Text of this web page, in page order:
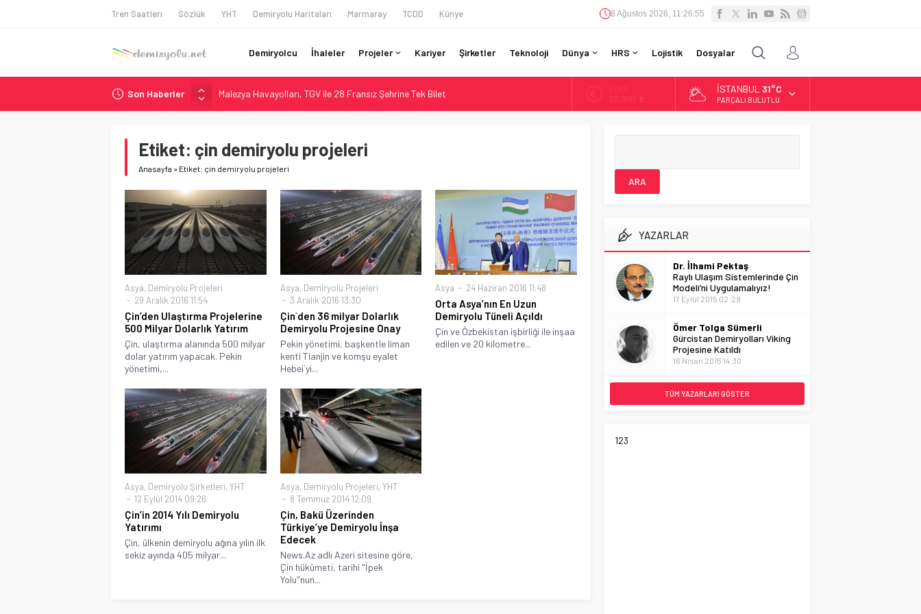
Tren Saatleri Sözlük YHT Demiryolu Haritaları Marmaray TCDD Künye 8 Ağustos 2026, 11:26:56
Demiryolcu İhaleler Projeler Kariyer Şirketler Teknoloji Dünya HRS Lojistik Dosyalar
Son Haberler
Malezya Havayolları, TGV ile 28 Fransız Şehrine Tek Bilet
ÖBB ve RFI’dan Brenner’da 15 Günlük Bakım: Tren Seferleri Duruyor
Madrid Atocha’da 56 Milyon Euro’luk Yenileme: Sol Tüneli %33 Kapasite Artışı
İngiltere Demiryolunda Tarihi Entegrasyon: GBR Anglia Resmen Başladı
47,7111
EURO
İSTANBUL 31°C
PARÇALI BULUTLU
Etiket: çin demiryolu projeleri
Anasayfa » Etiket: çin demiryolu projeleri
Asya, Demiryolu Projeleri
29 Aralık 2016 11:54
Çin’den Ulaştırma Projelerine
500 Milyar Dolarlık Yatırım
Çin, ulaştırma alanında 500 milyar
dolar yatırım yapacak. Pekin
yönetimi,...
Asya, Demiryolu Projeleri
3 Aralık 2016 13:30
Çin`den 36 milyar Dolarlık
Demiryolu Projesine Onay
Pekin yönetimi, başkentle liman
kenti Tianjin ve komşu eyalet
Hebei`yi...
Asya 24 Haziran 2016 11:48
Orta Asya’nın En Uzun
Demiryolu Tüneli Açıldı
Çin ve Özbekistan işbirliği ile inşaa
edilen ve 20 kilometre...
Asya, Demiryolu Şirketleri, YHT
12 Eylül 2014 09:26
Çin’in 2014 Yılı Demiryolu
Yatırımı
Çin, ülkenin demiryolu ağına yılın ilk
sekiz ayında 405 milyar...
Asya, Demiryolu Projeleri, YHT
8 Temmuz 2014 12:09
Çin, Bakü Üzerinden
Türkiye’ye Demiryolu İnşa
Edecek
News.Az adlı Azeri sitesine göre,
Çin hükümeti, tarihi "İpek
Yolu"nun...
YAZARLAR
Dr. İlhami Pektaş
Raylı Ulaşım Sistemlerinde Çin
Modeli’ni Uygulamalıyız!
17 Eylül 2015 02:29
Ömer Tolga Sümerli
Gürcistan Demiryolları Viking
Projesine Katıldı
16 Nisan 2015 14:30
TÜM YAZARLARI GÖSTER
123